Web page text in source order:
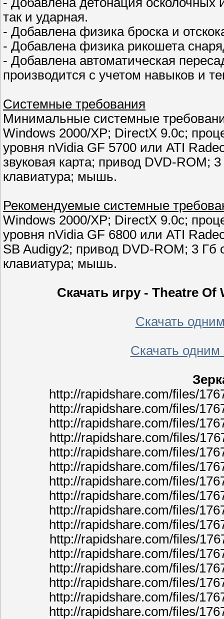
так и ударная.
- Добавлена физика броска и
- Добавлена физика рикошета
- Добавлена автоматическая
производится с учетом навыков и
Системные требования
Минимальные системные
Windows 2000/XP; DirectX 9.0с;
уровня nVidia GF 5700 или ATI
звуковая карта; привод DVD-ROM;
клавиатура; мышь.
Рекомендуемые системные
Windows 2000/XP; DirectX 9.0с;
уровня nVidia GF 6800 или ATI
SB Audigy2; привод DVD-ROM; 3 Гб
клавиатура; мышь.
Скачать игру - Theatre
Скачать
Скачать
http://rapidshare.com/files/
http://rapidshare.com/files/
http://rapidshare.com/files/
http://rapidshare.com/files/
http://rapidshare.com/files/
http://rapidshare.com/files/
http://rapidshare.com/files/
http://rapidshare.com/files/
http://rapidshare.com/files/
http://rapidshare.com/files/
http://rapidshare.com/files/
http://rapidshare.com/files/
http://rapidshare.com/files/
http://rapidshare.com/files/
http://rapidshare.com/files/
http://rapidshare.com/files/